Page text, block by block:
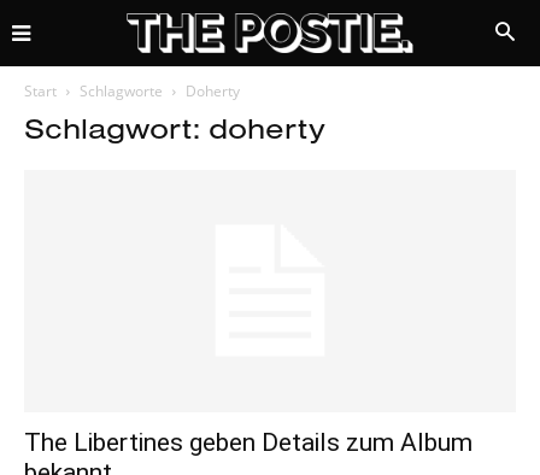
Start Schlagworte Doherty
Schlagwort: doherty
The Libertines geben Details zum Album